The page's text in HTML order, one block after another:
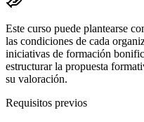
Este curso puede plantearse
las condiciones de cada
iniciativas de formación
estructurar la propuesta
su valoración.
Requisitos previos